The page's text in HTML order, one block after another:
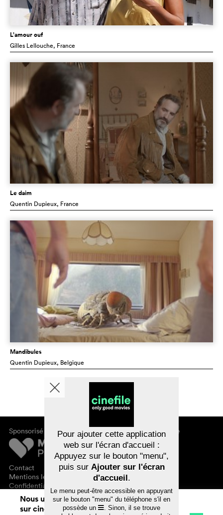
L’amour ouf
Gilles Lellouche, France
Le daim
Quentin Dupieux, France
Mandibules
Quentin Dupieux, Belgique
Sponsorisé par
Contact
Mentions légales
Confidentialité des données
À propos de cinefile
S'inscrire/s'abonner
Newsletter
FAQ
Bons-cadeaux
Nous utilisons des cookies. En naviguant
sur cinefile.ch, vous acceptez notre
Pour ajouter cette application
web sur l'écran d'accueil :
Appuyez sur le bouton "menu",
puis sur Ajouter sur l'écran
d'accueil.
Le menu peut-être accessible en appuyant
sur le bouton "menu" du téléphone s'il en
possède un
. Sinon, il se trouve